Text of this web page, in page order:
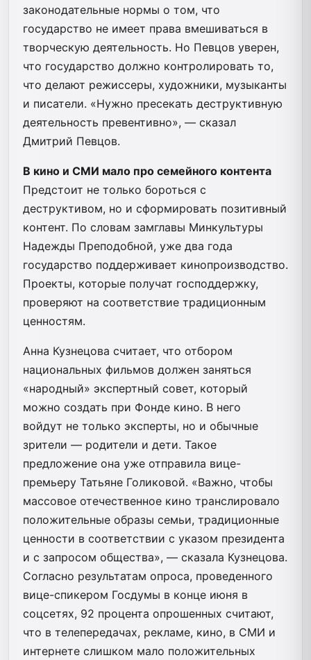
законодательные нормы о том, что
государство не имеет права вмешиваться в
творческую деятельность. Но Певцов уверен,
что государство должно контролировать то,
что делают режиссеры, художники, музыканты
и писатели. «Нужно пресекать деструктивную
деятельность превентивно», — сказал
Дмитрий Певцов.
В кино и СМИ мало про семейного контента
Предстоит не только бороться с
деструктивом, но и сформировать позитивный
контент. По словам замглавы Минкультуры
Надежды Преподобной, уже два года
государство поддерживает кинопроизводство.
Проекты, которые получат господдержку,
проверяют на соответствие традиционным
ценностям.
Анна Кузнецова считает, что отбором
национальных фильмов должен заняться
«народный» экспертный совет, который
можно создать при Фонде кино. В него
войдут не только эксперты, но и обычные
зрители — родители и дети. Такое
предложение она уже отправила вице-
премьеру Татьяне Голиковой. «Важно, чтобы
массовое отечественное кино транслировало
положительные образы семьи, традиционные
ценности в соответствии с указом президента
и с запросом общества», — сказала Кузнецова.
Согласно результатам опроса, проведенного
вице-спикером Госдумы в конце июня в
соцсетях, 92 процента опрошенных считают,
что в телепередачах, рекламе, кино, в СМИ и
интернете слишком мало положительных